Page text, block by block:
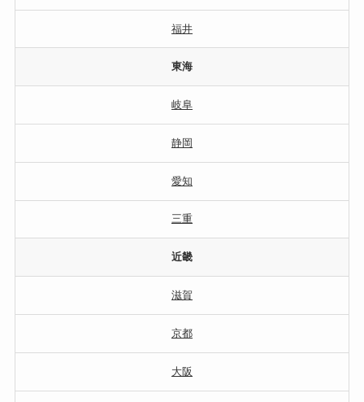
福井
東海
岐阜
静岡
愛知
三重
近畿
滋賀
京都
大阪